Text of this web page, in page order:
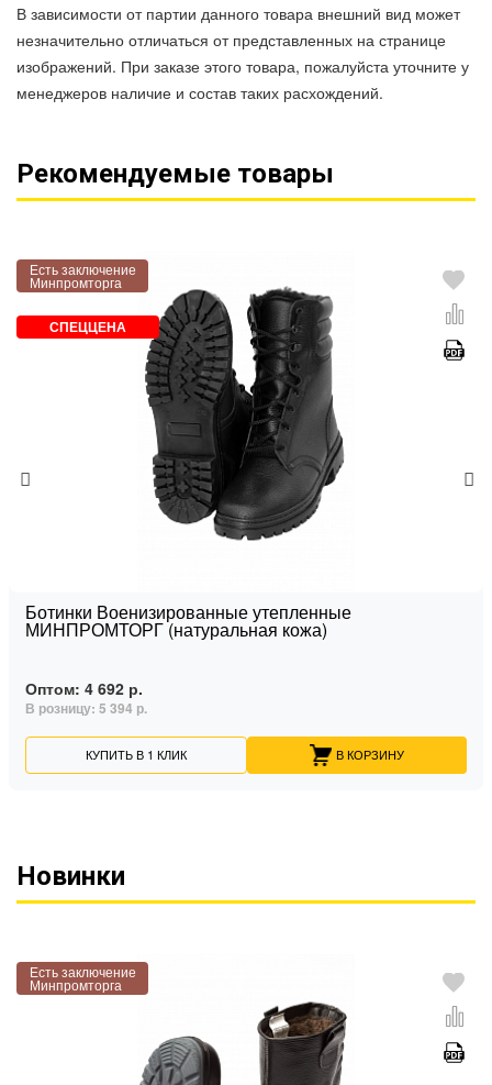
В зависимости от партии данного товара внешний вид может
незначительно отличаться от представленных на странице
изображений. При заказе этого товара, пожалуйста уточните у
менеджеров наличие и состав таких расхождений.
Рекомендуемые товары
Есть заключение
Минпромторга
СПЕЦЦЕНА
Ботинки Военизированные утепленные
МИНПРОМТОРГ (натуральная кожа)
Оптом: 4 692 р.
В розницу: 5 394 р.
КУПИТЬ В 1 КЛИК В КОРЗИНУ
Новинки
Есть заключение
Минпромторга